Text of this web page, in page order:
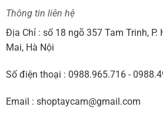
Thông tin liên hệ
Địa Chỉ : số 18 ngõ 357 Tam Trinh, P.
Mai, Hà Nội
Số điện thoại : 0988.965.716 -
Email : shoptaycam@gmail.com